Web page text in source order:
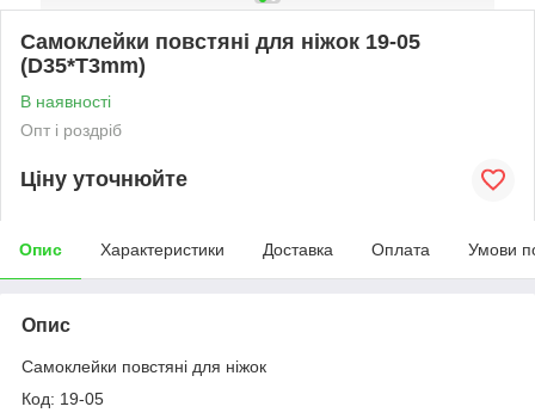
Самоклейки повстяні для ніжок 19-05
(D35*T3mm)
В наявності
Опт і роздріб
Ціну уточнюйте
Опис Характеристики Доставка Оплата Умови
Опис
Самоклейки повстяні для ніжок
Код: 19-05